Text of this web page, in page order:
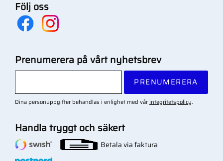
Följ oss
Prenumerera på vårt nyhetsbrev
PRENUMERERA
Dina personuppgifter behandlas i enlighet med vår integritetspolicy.
Handla tryggt och säkert
Betala via faktura